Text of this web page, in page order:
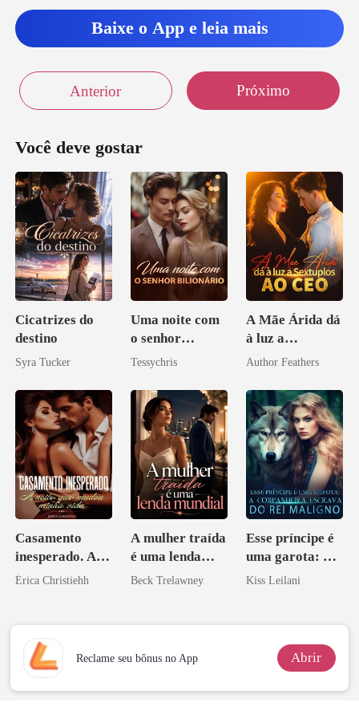
Baixe o App e leia mais
Anterior Próximo
Você deve gostar
Cicatrizes do
destino
Syra Tucker
Uma noite com
o senhor
Bilionário
Tessychris
A Mãe Árida dá
à luz a
Sextuplos ao
Author Feathers
Casamento
inesperado. A
noite que mudou
Érica Christiehh
A mulher traída
é uma lenda
mundial
Beck Trelawney
Esse príncipe é
uma garota: A
companheira
Kiss Leilani
Reclame seu bônus no App Abrir